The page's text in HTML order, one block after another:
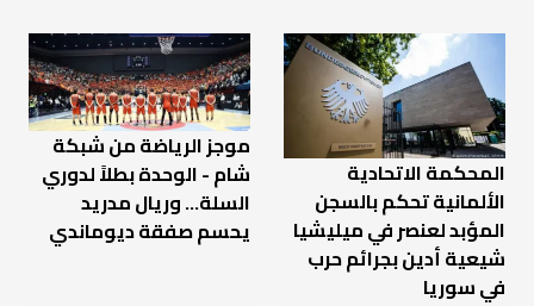
المحكمة الاتحادية
الألمانية تحكم بالسجن
المؤبد لعنصر في ميليشيا
شيعية أدين بجرائم حرب
في سوريا
موجز الرياضة من شبكة
شام - الوحدة بطلاً لدوري
السلة... وريال مدريد
يحسم صفقة ديوماندي